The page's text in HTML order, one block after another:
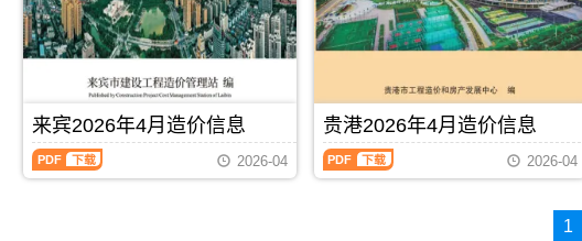
来
宾
市
造
息
期
刊
PDF
贺
州
市
息
期
刊
PDF
工
程
投
算
编
制，
属
于
防
城
程
竣
工
结
信
息）
期
海
市
建
设
下载
造
价
信
刊，
由
玉
林
市
PDF 下载
来宾2026年4月造价信息
来
宾
2026-04
贵港2026年4月造价信息
贵
港
2026-04
1